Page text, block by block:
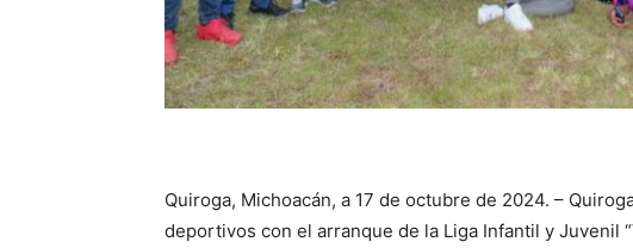
Quiroga, Michoacán, a 17 de octubre de 2024. –
deportivos con el arranque de la Liga Infantil y Juvenil